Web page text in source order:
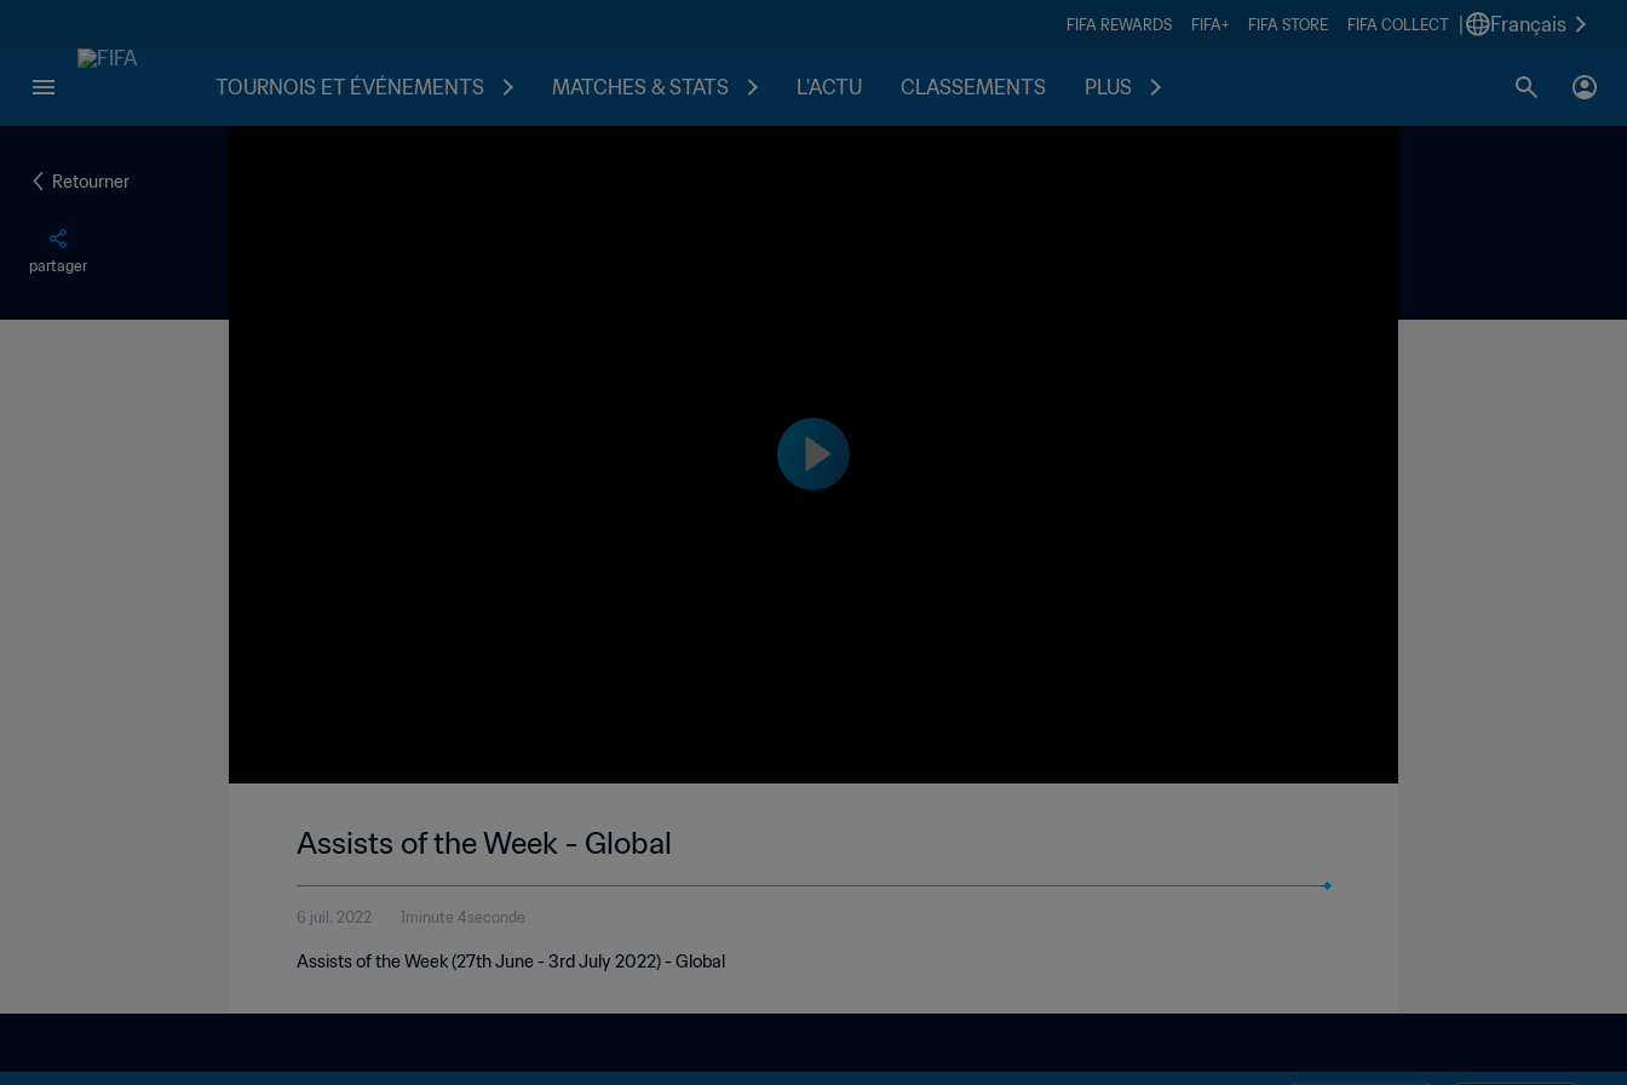
FIFA REWARDS FIFA+ FIFA STORE FIFA COLLECT Français
TOURNOIS ET ÉVÉNEMENTS MATCHES & STATS L'ACTU CLASSEMENTS PLUS
Retourner
partager
Assists of the Week - Global
6 juil. 2022 1minute 4seconde
Assists of the Week (27th June - 3rd July 2022) - Global